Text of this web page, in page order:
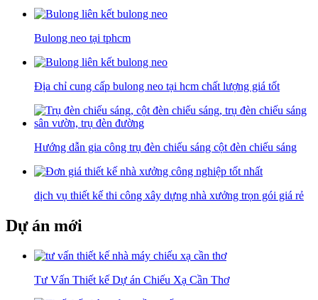
Bulong neo tại tphcm
Địa chỉ cung cấp bulong neo tại hcm chất lượng giá tốt
Hướng dẫn gia công trụ đèn chiếu sáng cột đèn chiếu sáng
dịch vụ thiết kế thi công xây dựng nhà xưởng trọn gói giá rẻ
Dự án mới
Tư Vấn Thiết kế Dự án Chiếu Xạ Cần Thơ